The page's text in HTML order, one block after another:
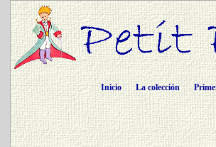
Inicio La colección